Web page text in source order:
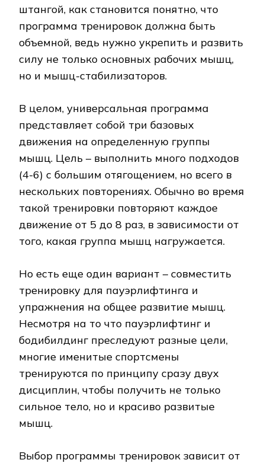
штангой, как становится понятно, что
программа тренировок должна быть
объемной, ведь нужно укрепить и развить
силу не только основных рабочих мышц,
но и мышц-стабилизаторов.
В целом, универсальная программа
представляет собой три базовых
движения на определенную группы
мышц. Цель – выполнить много подходов
(4-6) с большим отягощением, но всего в
нескольких повторениях. Обычно во время
такой тренировки повторяют каждое
движение от 5 до 8 раз, в зависимости от
того, какая группа мышц нагружается.
Но есть еще один вариант – совместить
тренировку для пауэрлифтинга и
упражнения на общее развитие мышц.
Несмотря на то что пауэрлифтинг и
бодибилдинг преследуют разные цели,
многие именитые спортсмены
тренируются по принципу сразу двух
дисциплин, чтобы получить не только
сильное тело, но и красиво развитые
мышц.
Выбор программы тренировок зависит от